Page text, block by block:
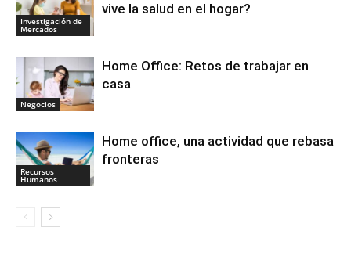
Investigación de
Mercados
vive la salud en el hogar?
Negocios
Home Office: Retos de trabajar en
casa
Recursos
Humanos
Home office, una actividad que rebasa
fronteras